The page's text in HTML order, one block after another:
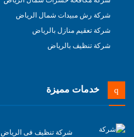
شركة رش مبيدات شمال الرياض
شركة تعقيم منازل بالرياض
شركة تنظيف بالرياض
خدمات مميزة
شركة تنظيف فى الرياض